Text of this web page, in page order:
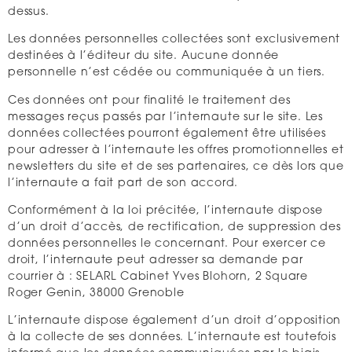
dessus.
Les données personnelles collectées sont exclusivement
destinées à l’éditeur du site. Aucune donnée
personnelle n’est cédée ou communiquée à un tiers.
Ces données ont pour finalité le traitement des
messages reçus passés par l’internaute sur le site. Les
données collectées pourront également être utilisées
pour adresser à l’internaute les offres promotionnelles et
newsletters du site et de ses partenaires, ce dès lors que
l’internaute a fait part de son accord.
Conformément à la loi précitée, l’internaute dispose
d’un droit d’accès, de rectification, de suppression des
données personnelles le concernant. Pour exercer ce
droit, l’internaute peut adresser sa demande par
courrier à : SELARL Cabinet Yves Blohorn, 2 Square
Roger Genin, 38000 Grenoble
L’internaute dispose également d’un droit d’opposition
à la collecte de ses données. L’internaute est toutefois